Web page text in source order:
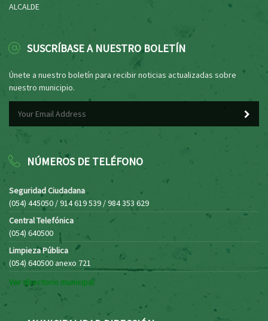
ALCALDE
SUSCRÍBASE A NUESTRO BOLETÍN
Únete a nuestro boletín para recibir noticias actualizadas sobre
nuestro municipio.
NÚMEROS DE TELÉFONO
Seguridad Ciudadana
(054) 445050 / 914 619 539 / 984 353 629
Central Telefónica
(054) 640500
Limpieza Pública
(054) 640500 anexo 721
Ver directorio municipal